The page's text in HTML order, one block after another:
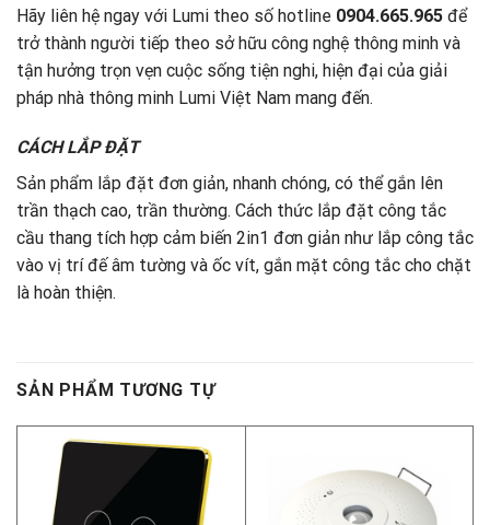
Hãy liên hệ ngay với Lumi theo số hotline 0904.665.965 để
trở thành người tiếp theo sở hữu công nghệ thông minh và
tận hưởng trọn vẹn cuộc sống tiện nghi, hiện đại của giải
pháp nhà thông minh Lumi Việt Nam mang đến.
CÁCH LẮP ĐẶT
Sản phẩm lắp đặt đơn giản, nhanh chóng, có thể gắn lên
trần thạch cao, trần thường. Cách thức lắp đặt công tắc
cầu thang tích hợp cảm biến 2in1 đơn giản như lắp công tắc
vào vị trí đế âm tường và ốc vít, gắn mặt công tắc cho chặt
là hoàn thiện.
SẢN PHẨM TƯƠNG TỰ